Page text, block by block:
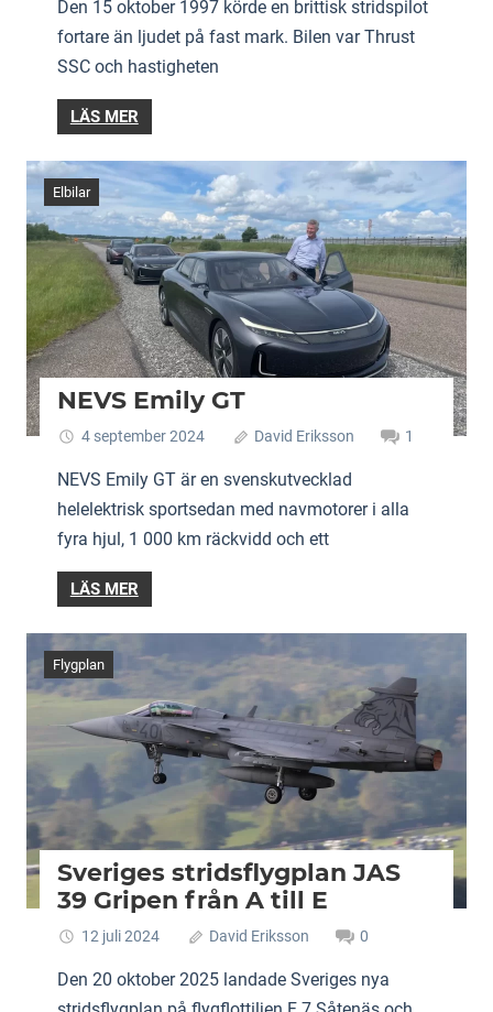
Den 15 oktober 1997 körde en brittisk stridspilot
fortare än ljudet på fast mark. Bilen var Thrust
SSC och hastigheten
LÄS MER
Elbilar
NEVS Emily GT
4 september 2024 David Eriksson 1
NEVS Emily GT är en svenskutvecklad
helelektrisk sportsedan med navmotorer i alla
fyra hjul, 1 000 km räckvidd och ett
LÄS MER
Flygplan
Sveriges stridsflygplan JAS
39 Gripen från A till E
12 juli 2024 David Eriksson 0
Den 20 oktober 2025 landade Sveriges nya